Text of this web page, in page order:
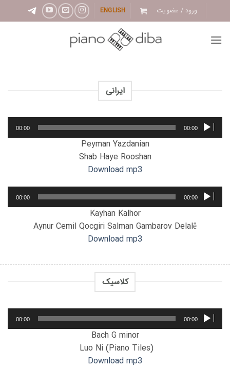
to
ورود / عضویت ENGLISH
ایرانی
پخش‌کننده
صوت
00:00
00:00
Peyman Yazdanian
Shab Haye Rooshan
Download mp3
پخش‌کننده
صوت
00:00
00:00
Kayhan Kalhor
Aynur Cemil Qocgiri Salman Gambarov Delalê
Download mp3
کلاسیک
پخش‌کننده
صوت
00:00
00:00
Bach G minor
Luo Ni (Piano Tiles)
Download mp3